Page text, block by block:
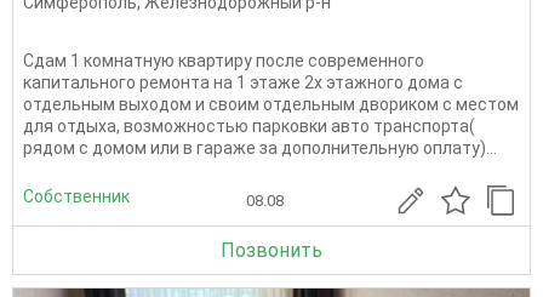
Сдам 1 комнатную квартиру после современного
капитального ремонта на 1 этаже 2х этажного дома с
отдельным выходом и своим отдельным двориком с местом
для отдыха, возможностью парковки авто транспорта(
рядом с домом или в гараже за дополнительную оплату)...
Собственник 08.08
Позвонить